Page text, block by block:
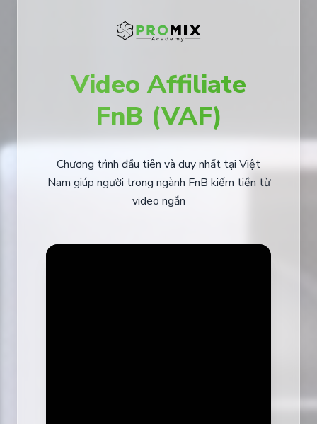
Video Affiliate
FnB (VAF)
Chương trình đầu tiên và duy nhất tại Việt
Nam giúp người trong ngành FnB kiếm tiền từ
video ngắn